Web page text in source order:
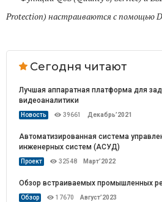
Protection) настраиваются с помощью
Сегодня читают
Лучшая аппаратная платформа для
видеоаналитики
Новость 39661 Декабрь’2021
Автоматизированная система
инженерных систем (АСУД)
Проект 32548 Март’2022
Обзор встраиваемых промышленных
Обзор 17670 Август’2023